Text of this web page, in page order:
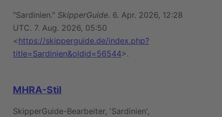
"Sardinien." SkipperGuide. 6. Apr. 2026, 12:28
UTC. 7. Aug. 2026, 05:50
<https://skipperguide.de/index.php?
title=Sardinien&oldid=56544>.
MHRA-Stil
SkipperGuide-Bearbeiter, 'Sardinien',